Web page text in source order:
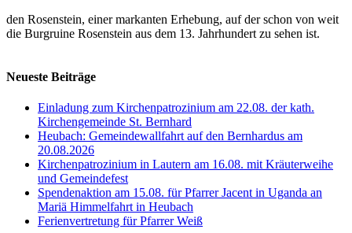
den Rosenstein, einer markanten Erhebung, auf der schon von weit
die Burgruine Rosenstein aus dem 13. Jahrhundert zu sehen ist.
Neueste Beiträge
Einladung zum Kirchenpatrozinium am 22.08. der kath.
Kirchengemeinde St. Bernhard
Heubach: Gemeindewallfahrt auf den Bernhardus am
20.08.2026
Kirchenpatrozinium in Lautern am 16.08. mit Kräuterweihe
und Gemeindefest
Spendenaktion am 15.08. für Pfarrer Jacent in Uganda an
Mariä Himmelfahrt in Heubach
Ferienvertretung für Pfarrer Weiß